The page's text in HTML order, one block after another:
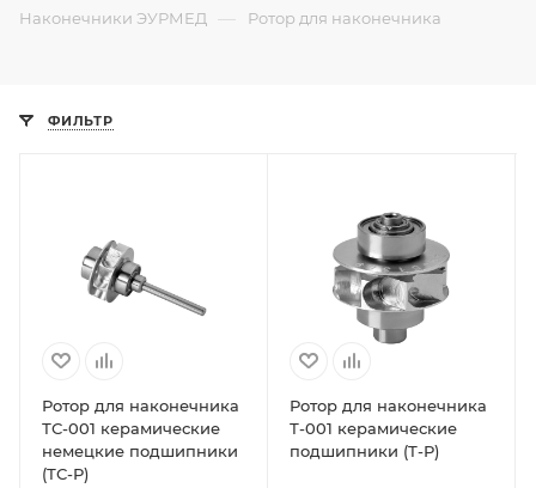
Наконечники ЭУРМЕД — Ротор для наконечника
ФИЛЬТР
Ротор для наконечника
ТС-001 керамические
немецкие подшипники
(ТС-Р)
Ротор для наконечника
Т-001 керамические
подшипники (Т-Р)